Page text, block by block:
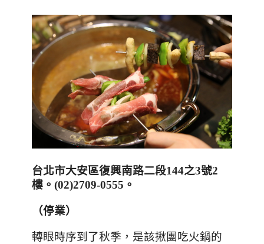
台北市大安區復興南路二段144之3號2
樓。 (02)2709-0555 。
（停業）
轉眼時序到了秋季，是該揪團吃火鍋的